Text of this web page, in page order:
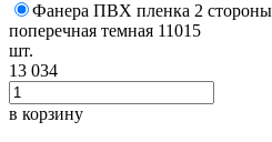
Фанера ПВХ пленка 2
поперечная темная 11015
шт.
13 034
в корзину